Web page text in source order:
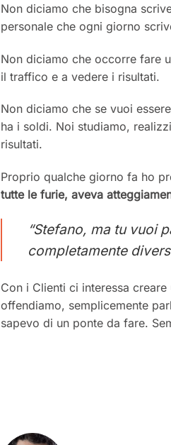
Non diciamo che bisogna
personale che ogni giorno
Non diciamo che occorre fare
il traffico e a vedere i risultati.
Non diciamo che se vuoi
ha i soldi. Noi studiamo,
risultati.
Proprio qualche giorno fa ho
tutte le furie, aveva
“Stefano, ma tu vuoi
completamente
Con i Clienti ci interessa
offendiamo, semplicemente
sapevo di un ponte da fare.